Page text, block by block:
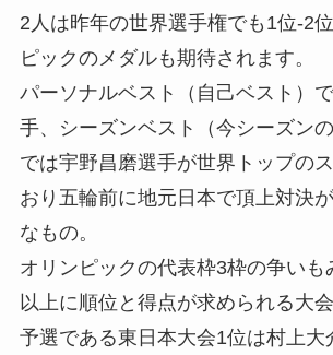
2人は昨年の世界選手権でも1位-2
ピックのメダルも期待されます。
パーソナルベスト（自己ベスト）
手、シーズンベスト（今シーズンの
では宇野昌磨選手が世界トップの
おり五輪前に地元日本で頂上対決
なもの。
オリンピックの代表枠3枠の争いも
以上に順位と得点が求められる大会
予選である東日本大会1位は村上大